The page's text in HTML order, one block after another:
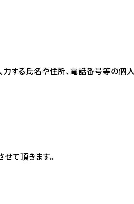
する氏名や住所、電話番号等の個人
て頂きます。